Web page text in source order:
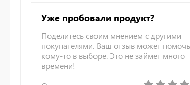
Уже пробовали продукт?
Поделитесь своим мнением с другими
покупателями. Ваш отзыв может помочь
кому-то в выборе. Это не займет много
времени!